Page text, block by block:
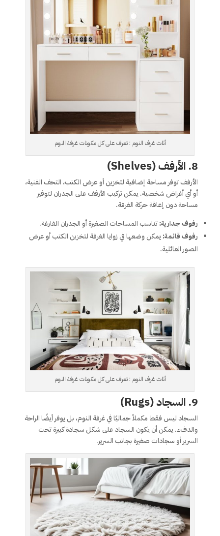
أثاث غرف النوم : تعرف على كل مكونات غرفة النوم
8. الأرفف (Shelves)
الأرفف توفر مساحة إضافية لتخزين أو عرض الكتب، التحف الفنية،
أو أي أغراض شخصية. يمكن تركيب الأرفف على الجدران لتوفير
مساحة دون إعاقة حركة الغرفة.
رفوف جدارية:تناسب المساحات الصغيرة أو الجدران الفارغة.
رفوف قائمة: يمكن وضعها في زوايا الغرفة لتخزين الكتب أو عرض
الصور العائلية.
أثاث غرف النوم : تعرف على كل مكونات غرفة النوم
9. السجاد (Rugs)
السجاد ليس فقط مكملاً جماليًا في غرفة النوم، بل يوفر أيضًا الراحة
والدفء. يمكن أن يكون السجاد على شكل سجادة كبيرة تحت
السرير أو سجادات صغيرة بجانب السرير.